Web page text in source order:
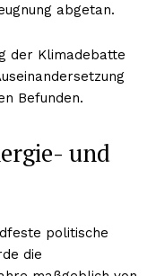
abgetan.
der Klimadebatte
Befunden.
und
politische
die